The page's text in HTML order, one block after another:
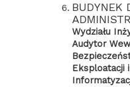
BUDYNEK
Wydziału
Audytor
Eksploatacji